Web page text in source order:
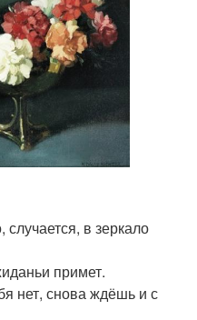
в зеркало
примет.
нет, снова ждёшь и с